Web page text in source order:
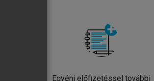
Egyéni előfizetéssel további